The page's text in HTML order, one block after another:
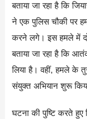
बताया जा रहा है कि
ने एक पुलिस चौकी पर
करने लगे। इस हमले में
बताया जा रहा है कि
लिया है। वहीं, हमले के
संयुक्त अभियान शुरू
घटना की पुष्टि करते